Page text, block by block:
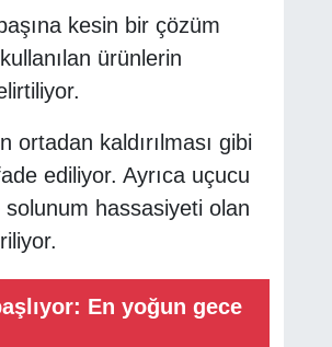
kesin bir çözüm
ürünlerin
ortadan kaldırılması gibi
ediliyor. Ayrıca uçucu
hassasiyeti olan
En yoğun gece